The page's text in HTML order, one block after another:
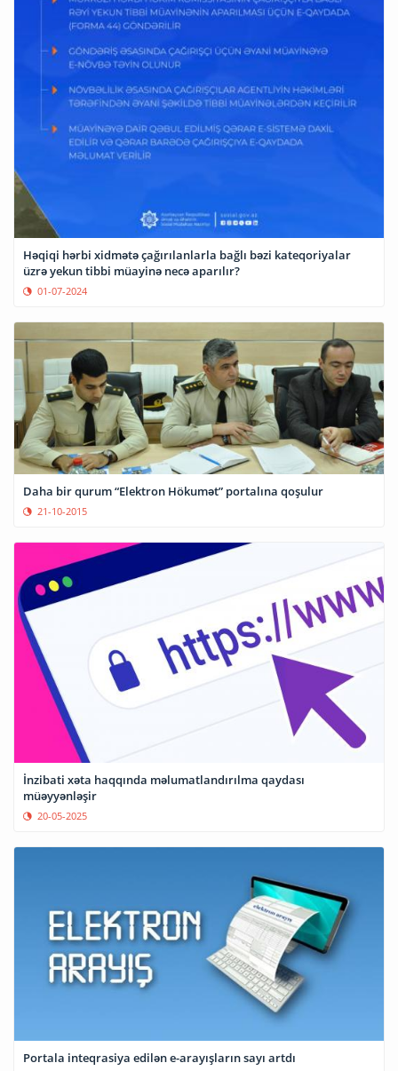
Həqiqi hərbi xidmətə çağırılanlarla bağlı bəzi kateqoriyalar
üzrə yekun tibbi müayinə necə aparılır?
01-07-2024
Daha bir qurum “Elektron Hökumət” portalına qoşulur
21-10-2015
İnzibati xəta haqqında məlumatlandırılma qaydası
müəyyənləşir
20-05-2025
Portala inteqrasiya edilən e-arayışların sayı artdı